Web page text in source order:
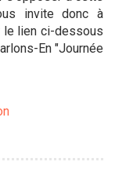
invite donc à
le lien ci-dessous
En "Journée